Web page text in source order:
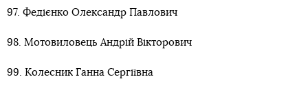
97. Федієнко Олександр Павлович
98. Мотовиловець Андрій Вікторович
99. Колесник Ганна Сергіївна